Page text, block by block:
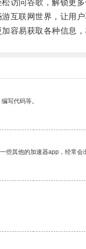
问谷歌，解锁更多
联网世界，让用户
易获取各种信息，
写代码等。
其他的加速器app，经常会